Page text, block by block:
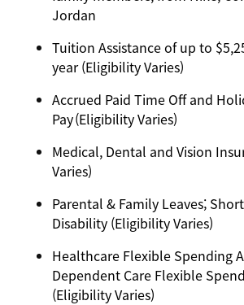
Jordan
Tuition Assistance of up to
year (Eligibility Varies)
Accrued Paid Time Off and
Pay (Eligibility Varies)
Medical, Dental and Vision
Varies)
Parental & Family Leaves;
Disability (Eligibility Varies)
Healthcare Flexible Spending
Dependent Care Flexible
(Eligibility Varies)